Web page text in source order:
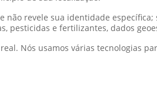
revele sua identidade
pesticidas e fertilizantes, dados
Nós usamos várias tecnologias